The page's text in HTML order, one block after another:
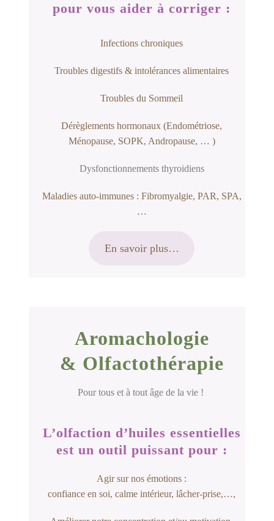
pour vous aider à corriger :
Infections chroniques
Troubles digestifs & intolérances alimentaires
Troubles du Sommeil
Dérèglements hormonaux (Endométriose,
Ménopause, SOPK, Andropause, … )
Dysfonctionnements thyroidiens
Maladies auto-immunes : Fibromyalgie, PAR, SPA,
…
En savoir plus…
Aromachologie
& Olfactothérapie
Pour tous et à tout âge de la vie !
L’olfaction d’huiles essentielles
est un outil puissant pour :
Agir sur nos émotions :
confiance en soi, calme intérieur, lâcher-prise,…,